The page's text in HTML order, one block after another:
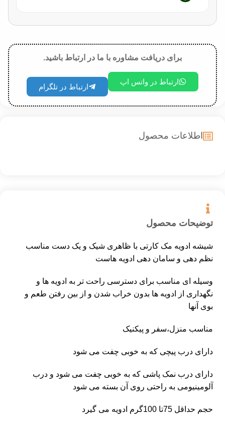
برای دریافت مشاوره با ما در ارتباط باشید.
ارتباط در واتس اپ
ارتباط در تلگرام
توضیحات محصول
شیشه ادویه مک کارتی با ظاهری شیک و یک دست مناسب
نظم دهی و سامان دهی ادویه هاست
وسیله ای مناسب برای دسترسی راحت تر به ادویه ها و
نگهداری از ادویه ها بدون خراب شدن و از بین رفتن طعم و
بوی آنها
مناسب منزل،سفر و پیکنیک
دارای درب پیچی که به خوبی چفت می شود
دارای درب نمک پاشی که به خوبی چفت می شود و درب
آلومینیومی به راحتی روی آن بسته می شود
حجم حداقل 75تا 100گرم ادویه می گیرد
اطلاعات محصول